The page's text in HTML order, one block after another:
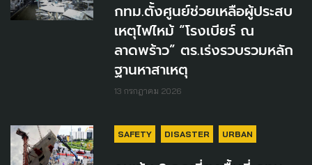
กทม.ตั้งศูนย์ช่วยเหลือผู้ประสบ
เหตุไฟไหม้ “โรงเบียร์ ณ
ลาดพร้าว” ตร.เร่งรวบรวมหลัก
ฐานหาสาเหตุ
13 กรกฎาคม 2026
SAFETY DISASTER URBAN